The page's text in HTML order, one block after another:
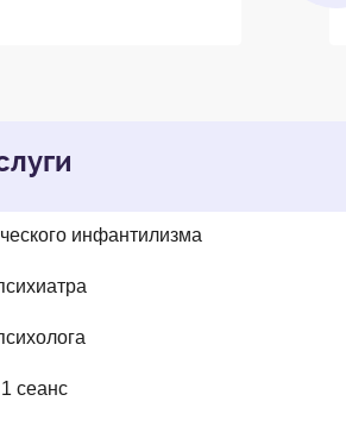
инфантилизма
сеанс